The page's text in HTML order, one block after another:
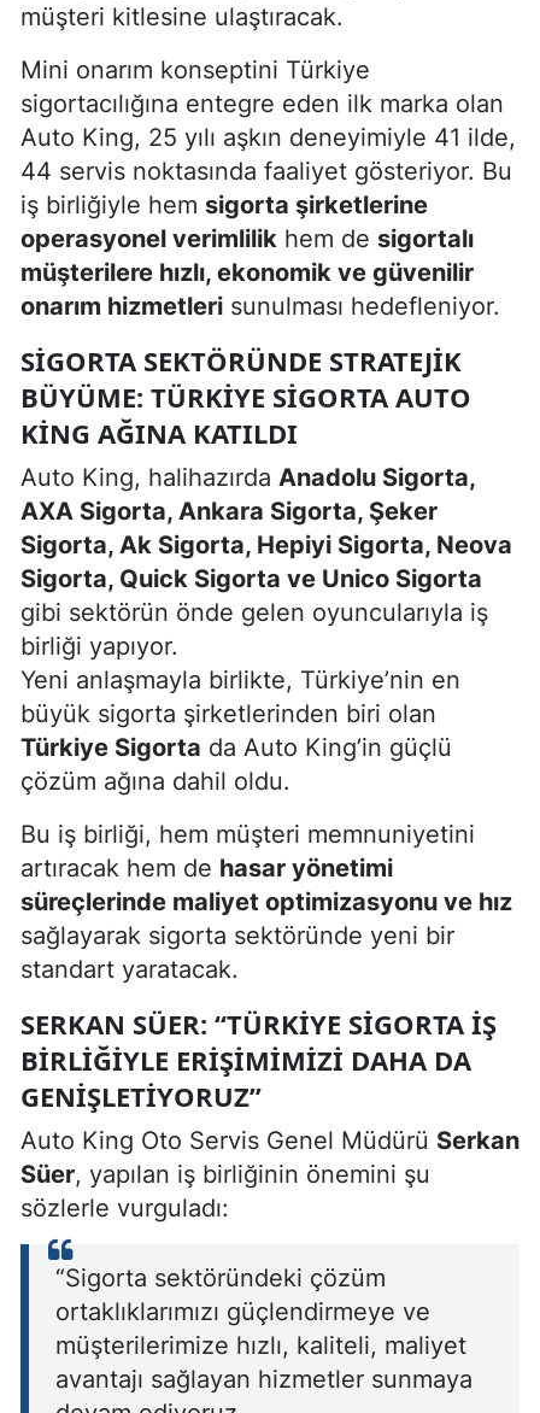
müşteri kitlesine ulaştıracak.
Mini onarım konseptini Türkiye
sigortacılığına entegre eden ilk marka olan
Auto King, 25 yılı aşkın deneyimiyle 41 ilde,
44 servis noktasında faaliyet gösteriyor. Bu
iş birliğiyle hem sigorta şirketlerine
operasyonel verimlilik hem de sigortalı
müşterilere hızlı, ekonomik ve güvenilir
onarım hizmetleri sunulması hedefleniyor.
SIGORTA SEKTÖRÜNDE STRATEJIK
BÜYÜME: TÜRKIYE SIGORTA AUTO
KING AĞINA KATILDI
Auto King, halihazırda Anadolu Sigorta,
AXA Sigorta, Ankara Sigorta, Şeker
Sigorta, Ak Sigorta, Hepiyi Sigorta, Neova
Sigorta, Quick Sigorta ve Unico Sigorta
gibi sektörün önde gelen oyuncularıyla iş
birliği yapıyor.
Yeni anlaşmayla birlikte, Türkiye’nin en
büyük sigorta şirketlerinden biri olan
Türkiye Sigorta da Auto King’in güçlü
çözüm ağına dahil oldu.
Bu iş birliği, hem müşteri memnuniyetini
artıracak hem de hasar yönetimi
süreçlerinde maliyet optimizasyonu ve hız
sağlayarak sigorta sektöründe yeni bir
standart yaratacak.
SERKAN SÜER: “TÜRKIYE SIGORTA IŞ
BIRLIĞIYLE ERIŞIMIMIZI DAHA DA
GENIŞLETIYORUZ”
Auto King Oto Servis Genel Müdürü Serkan
Süer, yapılan iş birliğinin önemini şu
sözlerle vurguladı:
“Sigorta sektöründeki çözüm
ortaklıklarımızı güçlendirmeye ve
müşterilerimize hızlı, kaliteli, maliyet
avantajı sağlayan hizmetler sunmaya